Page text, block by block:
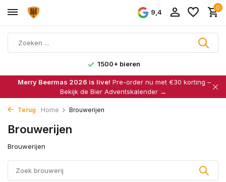
9,4
0
1500+ bieren
Merry Beermas 2026 is live! Pre-order nu met €30 korting –
Bekijk de Bier Adventskalender →
Terug Home Brouwerijen
Brouwerijen
Brouwerijen